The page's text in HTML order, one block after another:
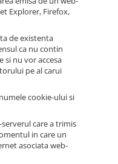
Explorer, Firefox,
de existenta
ca nu contin
si nu vor accesa
pe al carui
cookie-ului si
care a trimis
in care un
asociata web-